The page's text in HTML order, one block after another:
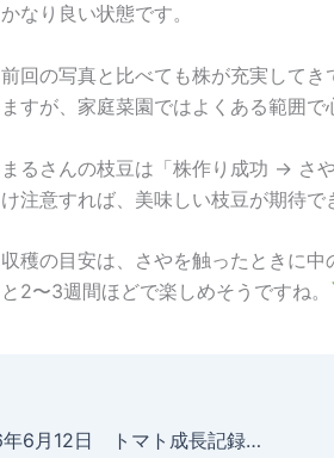
かなり良い状態です。
前回の写真と比べても株が充実して
ますが、家庭菜園ではよくある範囲で
まるさんの枝豆は「株作り成功 → さ
け注意すれば、美味しい枝豆が期待で
収穫の目安は、さやを触ったときに
と2〜3週間ほどで楽しめそうですね。
2026年6月12日 トマト成長記録 実が大きくなってきました